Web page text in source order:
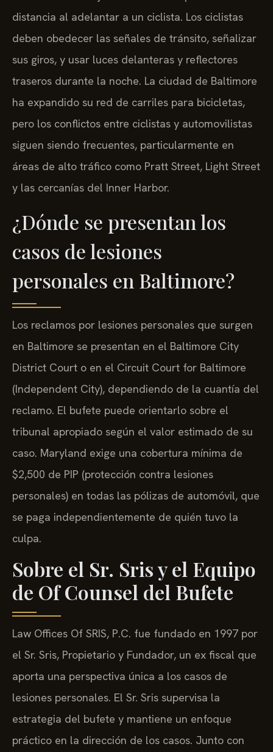
distancia al adelantar a un ciclista. Los ciclistas
deben obedecer las señales de tránsito, señalizar
sus giros, y usar luces delanteras y reflectores
traseros durante la noche. La ciudad de Baltimore
ha expandido su red de carriles para bicicletas,
pero los conflictos entre ciclistas y automovilistas
siguen siendo frecuentes, particularmente en
áreas de alto tráfico como Pratt Street, Light Street
y las cercanías del Inner Harbor.
¿Dónde se presentan los
casos de lesiones
personales en Baltimore?
Los reclamos por lesiones personales que surgen
en Baltimore se presentan en el Baltimore City
District Court o en el Circuit Court for Baltimore
(Independent City), dependiendo de la cuantía del
reclamo. El bufete puede orientarlo sobre el
tribunal apropiado según el valor estimado de su
caso. Maryland exige una cobertura mínima de
$2,500 de PIP (protección contra lesiones
personales) en todas las pólizas de automóvil, que
se paga independientemente de quién tuvo la
culpa.
Sobre el Sr. Sris y el Equipo
de Of Counsel del Bufete
Law Offices Of SRIS, P.C. fue fundado en 1997 por
el Sr. Sris, Propietario y Fundador, un ex fiscal que
aporta una perspectiva única a los casos de
lesiones personales. El Sr. Sris supervisa la
estrategia del bufete y mantiene un enfoque
práctico en la dirección de los casos. Junto con